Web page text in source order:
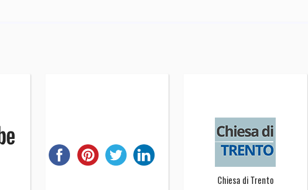
Chiesa di Trento